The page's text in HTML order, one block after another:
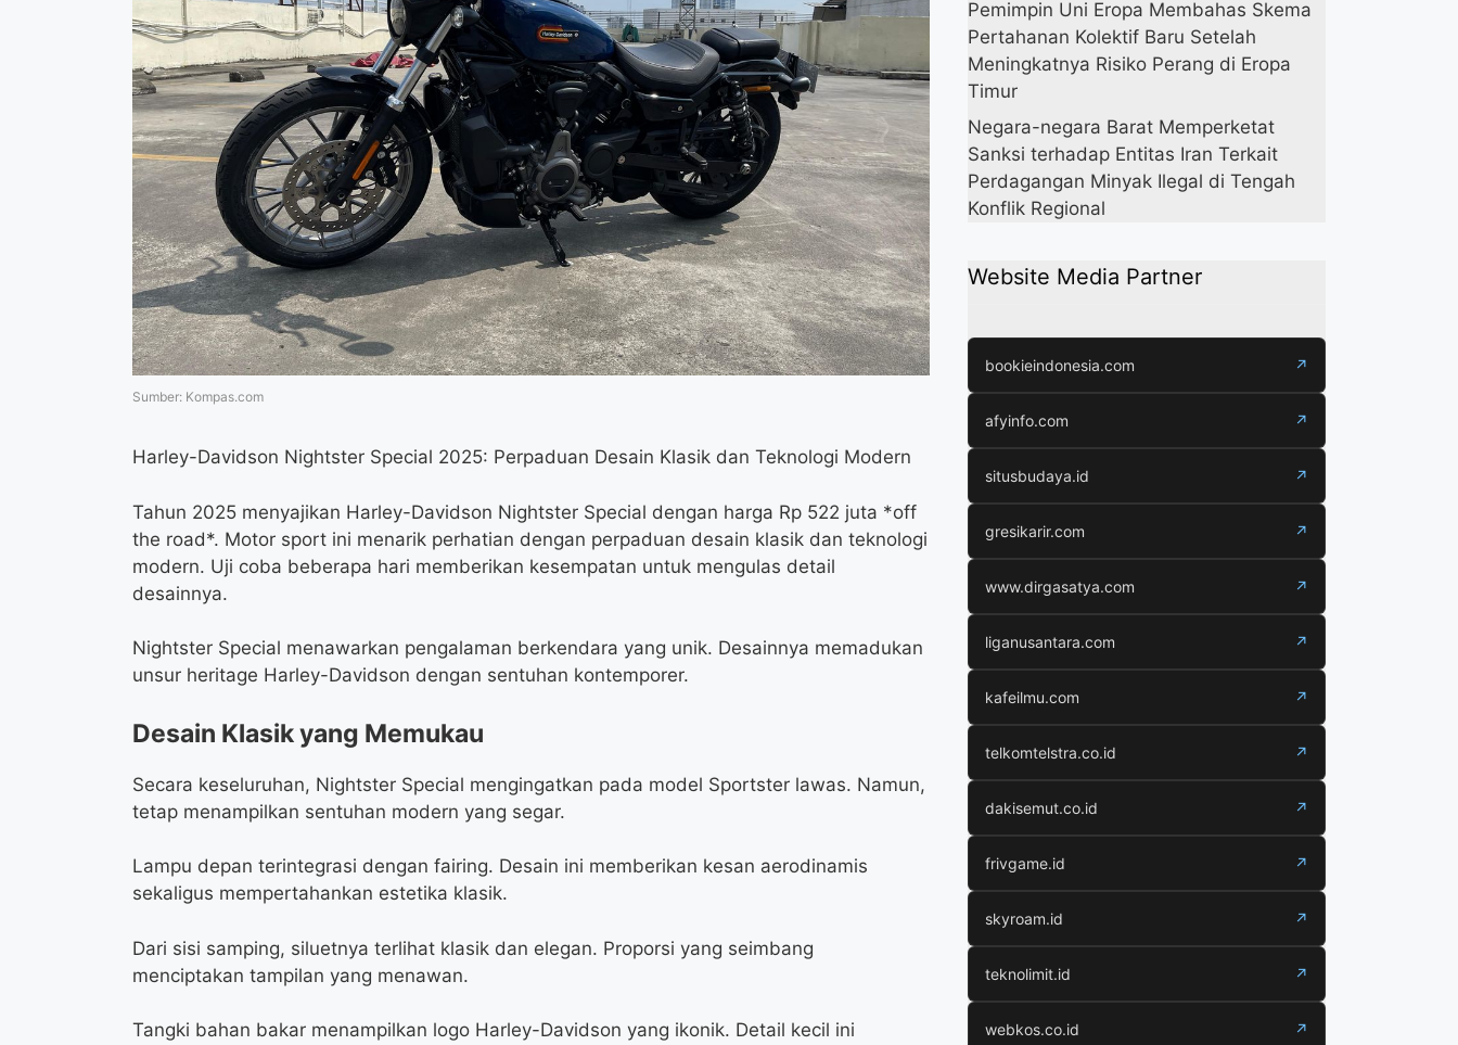
k
m
p
Sumber: Kompas.com
Harley-Davidson Nightster Special 2025: Perpaduan Desain Klasik dan Teknologi Modern
Tahun 2025 menyajikan Harley-Davidson Nightster Special dengan harga Rp 522 juta *off
the road*. Motor sport ini menarik perhatian dengan perpaduan desain klasik dan teknologi
modern. Uji coba beberapa hari memberikan kesempatan untuk mengulas detail
desainnya.
Nightster Special menawarkan pengalaman berkendara yang unik. Desainnya memadukan
unsur heritage Harley-Davidson dengan sentuhan kontemporer.
Desain Klasik yang Memukau
Secara keseluruhan, Nightster Special mengingatkan pada model Sportster lawas. Namun,
tetap menampilkan sentuhan modern yang segar.
Lampu depan terintegrasi dengan fairing. Desain ini memberikan kesan aerodinamis
sekaligus mempertahankan estetika klasik.
Dari sisi samping, siluetnya terlihat klasik dan elegan. Proporsi yang seimbang
menciptakan tampilan yang menawan.
Tangki bahan bakar menampilkan logo Harley-Davidson yang ikonik. Detail kecil ini
Pemimpin Uni Eropa Membahas Skema
Pertahanan Kolektif Baru Setelah
Meningkatnya Risiko Perang di Eropa
Timur
Negara-negara Barat Memperketat
Sanksi terhadap Entitas Iran Terkait
Perdagangan Minyak Ilegal di Tengah
Konflik Regional
Website Media Partner
bookieindonesia.com ↗
afyinfo.com ↗
situsbudaya.id ↗
gresikarir.com ↗
www.dirgasatya.com ↗
liganusantara.com ↗
kafeilmu.com ↗
telkomtelstra.co.id ↗
dakisemut.co.id ↗
frivgame.id ↗
skyroam.id ↗
teknolimit.id ↗
webkos.co.id ↗